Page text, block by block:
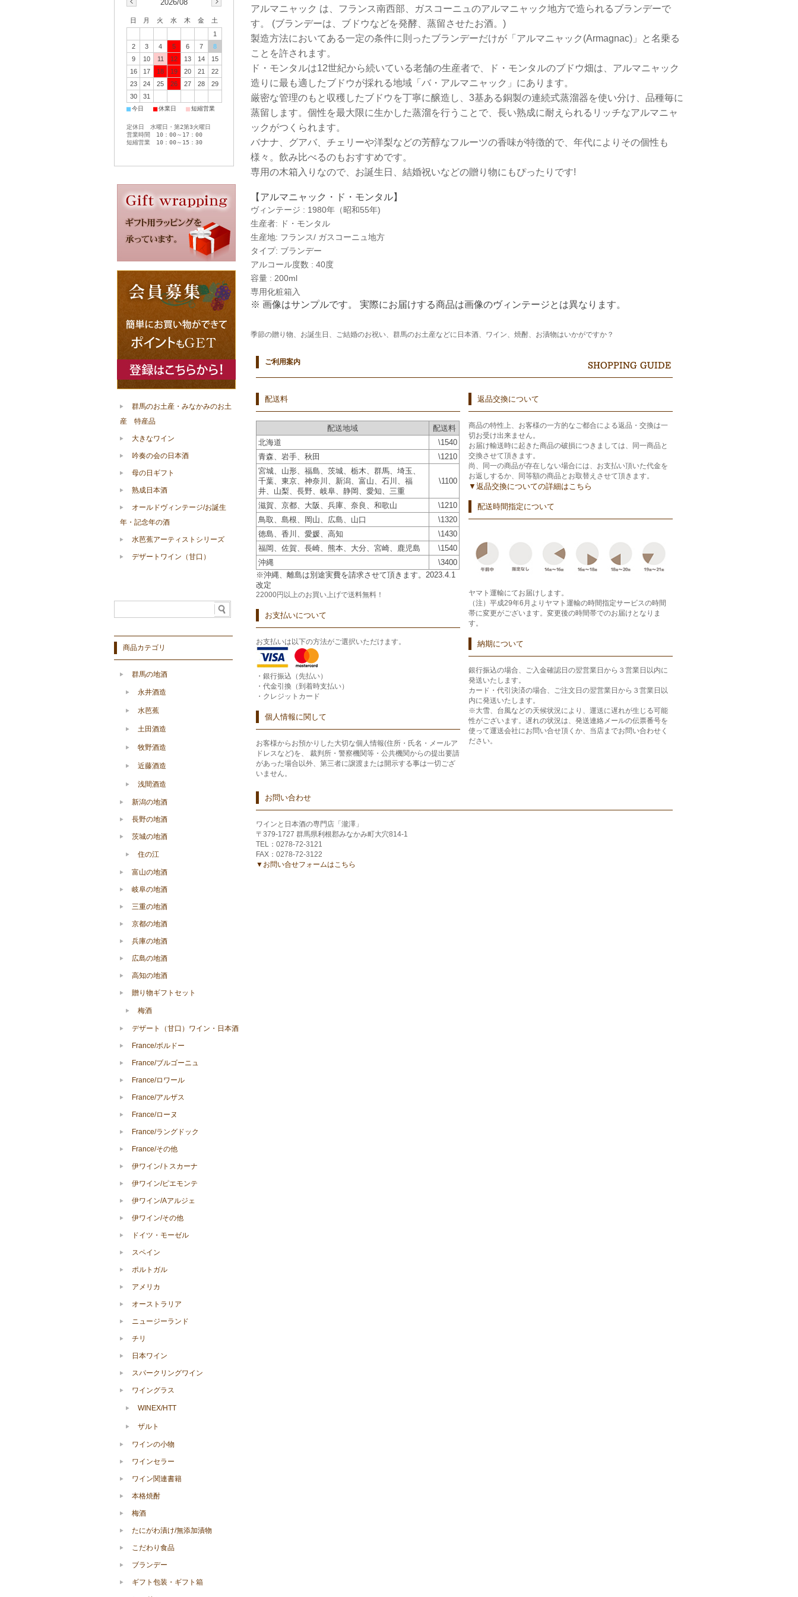
アルマニャック は、フランス南西部、ガスコーニュのアルマニャック地方で造られるブランデーで
す。 (ブランデーは、ブドウなどを発酵、蒸留させたお酒。)
製造方法においてある一定の条件に則ったブランデーだけが「アルマニャック(Armagnac)」と名乗る
ことを許されます。
ド・モンタルは12世紀から続いている老舗の生産者で、ド・モンタルのブドウ畑は、アルマニャック
造りに最も適したブドウが採れる地域「バ・アルマニャック」にあります。
厳密な管理のもと収穫したブドウを丁寧に醸造し、3基ある銅製の連続式蒸溜器を使い分け、品種毎に
蒸留します。個性を最大限に生かした蒸溜を行うことで、長い熟成に耐えられるリッチなアルマニャ
ックがつくられます。
バナナ、グアバ、チェリーや洋梨などの芳醇なフルーツの香味が特徴的で、年代によりその個性も
様々。飲み比べるのもおすすめです。
専用の木箱入りなので、お誕生日、結婚祝いなどの贈り物にもぴったりです!
【アルマニャック・ド・モンタル】
ヴィンテージ : 1980年（昭和55年)
生産者: ド・モンタル
生産地: フランス/ ガスコーニュ地方
タイプ: ブランデー
アルコール度数 : 40度
容量 : 200ml
専用化粧箱入
※ 画像はサンプルです。 実際にお届けする商品は画像のヴィンテージとは異なります。
季節の贈り物、お誕生日、ご結婚のお祝い、群馬のお土産などに日本酒、ワイン、焼酎、お漬物はいかがですか？
ご利用案内
配送料
配送地域
配送料
北海道
\1540
青森、岩手、秋田
\1210
宮城、山形、福島、茨城、栃木、群馬、埼玉、
千葉、東京、神奈川、新潟、富山、石川、福
井、山梨、長野、岐阜、静岡、愛知、三重
\1100
滋賀、京都、大阪、兵庫、奈良、和歌山
\1210
鳥取、島根、岡山、広島、山口
\1320
徳島、香川、愛媛、高知
\1430
福岡、佐賀、長崎、熊本、大分、宮崎、鹿児島
\1540
沖縄
\3400
※沖縄、離島は別途実費を請求させて頂きます。2023.4.1
改定
22000円以上のお買い上げで送料無料！
お支払いについて
お支払いは以下の方法がご選択いただけます。
・銀行振込（先払い）
・代金引換（到着時支払い）
・クレジットカード
個人情報に関して
お客様からお預かりした大切な個人情報(住所・氏名・メールア
ドレスなど)を、 裁判所・警察機関等・公共機関からの提出要請
があった場合以外、第三者に譲渡または開示する事は一切ござ
いません。
返品交換について
商品の特性上、お客様の一方的なご都合による返品・交換は一
切お受け出来ません。
お届け輸送時に起きた商品の破損につきましては、同一商品と
交換させて頂きます。
尚、同一の商品が存在しない場合には、お支払い頂いた代金を
お返しするか、同等額の商品とお取替えさせて頂きます。
▼返品交換についての詳細はこちら
配送時間指定について
ヤマト運輸にてお届けします。
（注）平成29年6月よりヤマト運輸の時間指定サービスの時間
帯に変更がございます。変更後の時間帯でのお届けとなりま
す。
納期について
銀行振込の場合、ご入金確認日の翌営業日から３営業日以内に
発送いたします。
カード・代引決済の場合、ご注文日の翌営業日から３営業日以
内に発送いたします。
※大雪、台風などの天候状況により、運送に遅れが生じる可能
性がございます。遅れの状況は、発送連絡メールの伝票番号を
使って運送会社にお問い合せ頂くか、当店までお問い合わせく
ださい。
お問い合わせ
ワインと日本酒の専門店「瀧澤」
〒379-1727 群馬県利根郡みなかみ町大穴814-1
TEL：0278-72-3121
FAX：0278-72-3122
▼お問い合せフォームはこちら
2026/08
日 月 火 水 木 金
土
1
2
3 4 5 6 7
8
9
10 11 12 13 14
15
16
17 18 19 20 21
22
23
24 25 26 27 28
29
30
31
■今日 ■休業日 ■短縮営業
定休日 水曜日・第2第3火曜日
営業時間 10：00～17：00
短縮営業 10：00～15：30
群馬のお土産・みなかみのお土
産 特産品
大きなワイン
吟奏の会の日本酒
母の日ギフト
熟成日本酒
オールドヴィンテージ/お誕生
年・記念年の酒
水芭蕉アーティストシリーズ
デザートワイン（甘口）
商品カテゴリ
群馬の地酒
永井酒造
水芭蕉
土田酒造
牧野酒造
近藤酒造
浅間酒造
新潟の地酒
長野の地酒
茨城の地酒
住の江
富山の地酒
岐阜の地酒
三重の地酒
京都の地酒
兵庫の地酒
広島の地酒
高知の地酒
贈り物ギフトセット
梅酒
デザート（甘口）ワイン・日本酒
France/ボルドー
France/ブルゴーニュ
France/ロワール
France/アルザス
France/ローヌ
France/ラングドック
France/その他
伊ワイン/トスカーナ
伊ワイン/ピエモンテ
伊ワイン/Aアルジェ
伊ワイン/その他
ドイツ・モーゼル
スペイン
ポルトガル
アメリカ
オーストラリア
ニュージーランド
チリ
日本ワイン
スパークリングワイン
ワイングラス
WINEX/HTT
ザルト
ワインの小物
ワインセラー
ワイン関連書籍
本格焼酎
梅酒
たにがわ漬け/無添加漬物
こだわり食品
ブランデー
ギフト包装・ギフト箱